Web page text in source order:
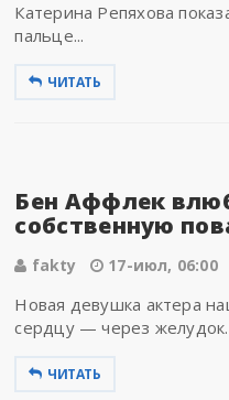
Катерина Репяхова
пальце...
ЧИТАТЬ
Бен Аффлек
собственную
fakty 17-июл, 06:00
Новая девушка актера
сердцу — через
ЧИТАТЬ